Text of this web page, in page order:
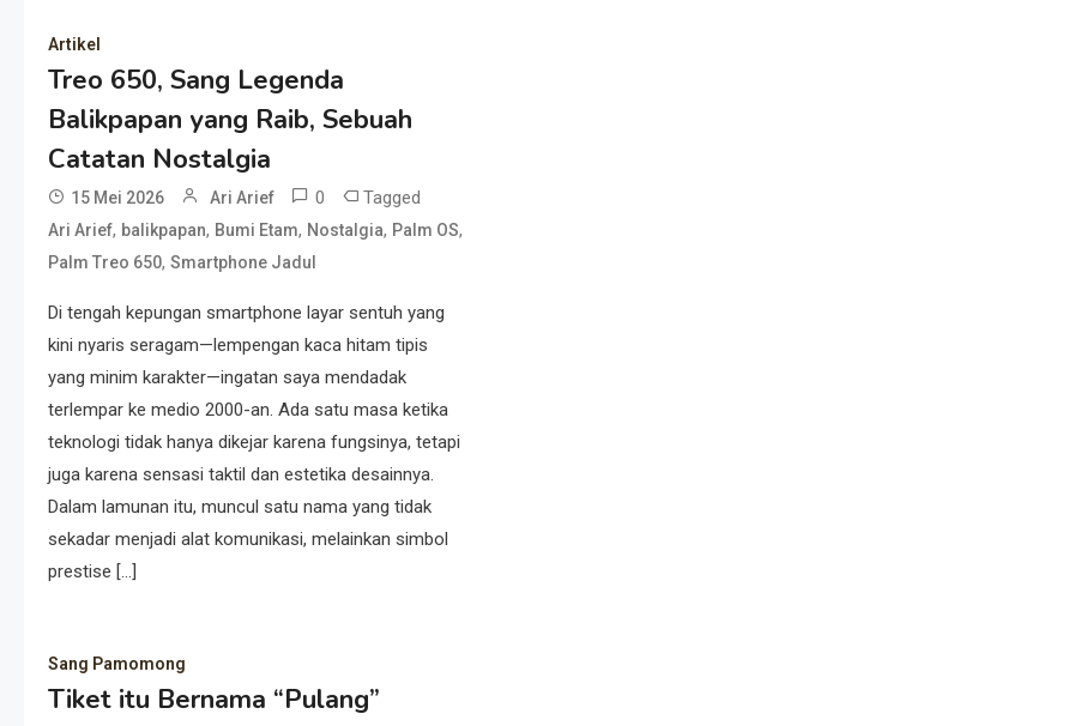
Artikel
Treo 650, Sang Legenda
Balikpapan yang Raib, Sebuah
Catatan Nostalgia
15 Mei 2026 Ari Arief 0 Tagged
Ari Arief, balikpapan, Bumi Etam, Nostalgia, Palm OS,
Palm Treo 650, Smartphone Jadul
Di tengah kepungan smartphone layar sentuh yang
kini nyaris seragam—lempengan kaca hitam tipis
yang minim karakter—ingatan saya mendadak
terlempar ke medio 2000-an. Ada satu masa ketika
teknologi tidak hanya dikejar karena fungsinya, tetapi
juga karena sensasi taktil dan estetika desainnya.
Dalam lamunan itu, muncul satu nama yang tidak
sekadar menjadi alat komunikasi, melainkan simbol
prestise […]
Sang Pamomong
Tiket itu Bernama “Pulang”